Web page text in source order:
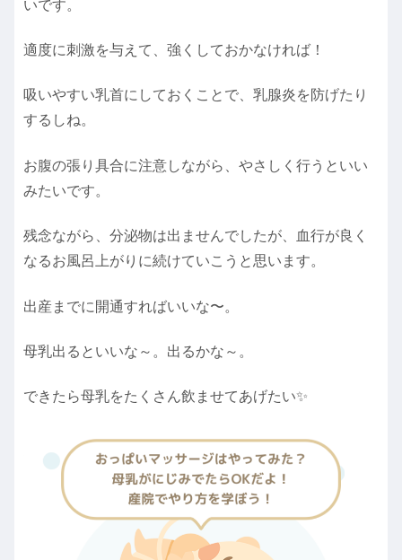
いです。
適度に刺激を与えて、強くしておかなければ！
吸いやすい乳首にしておくことで、乳腺炎を防げたり
するしね。
お腹の張り具合に注意しながら、やさしく行うといい
みたいです。
残念ながら、分泌物は出ませんでしたが、血行が良く
なるお風呂上がりに続けていこうと思います。
出産までに開通すればいいな〜。
母乳出るといいな～。出るかな～。
できたら母乳をたくさん飲ませてあげたい✨